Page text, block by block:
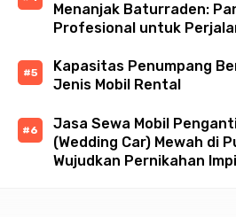
Menanjak Baturraden:
Profesional untuk
Kapasitas Penumpang
Jenis Mobil Rental
Jasa Sewa Mobil
(Wedding Car) Mewah di
Wujudkan Pernikahan